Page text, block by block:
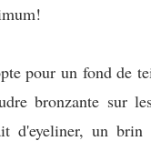
pour un fond de
bronzante sur
d'eyeliner, un brin